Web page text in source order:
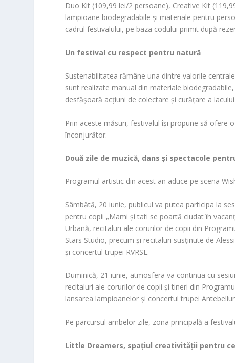
Duo Kit (109,99 lei/2 persoane), Creative Kit
lampioane biodegradabile și materiale pentru
cadrul festivalului, pe baza codului primit după
Un festival cu respect pentru natură
Sustenabilitatea rămâne una dintre valorile
sunt realizate manual din materiale
desfășoară acțiuni de colectare și curățare a
Prin aceste măsuri, festivalul își propune să ofere
înconjurător.
Două zile de muzică, dans și spectacole
Programul artistic din acest an aduce pe scena
Sâmbătă, 20 iunie, publicul va putea participa la
pentru copii „Mami și tati se poartă ciudat în
Urbană, recitaluri ale corurilor de copii din
Stars Studio, precum și recitaluri susținute de
și concertul trupei RVRSE.
Duminică, 21 iunie, atmosfera va continua cu
recitaluri ale corurilor de copii și tineri din
lansarea lampioanelor și concertul trupei
Pe parcursul ambelor zile, zona principală a
Little Dreamers, spațiul creativității pentru